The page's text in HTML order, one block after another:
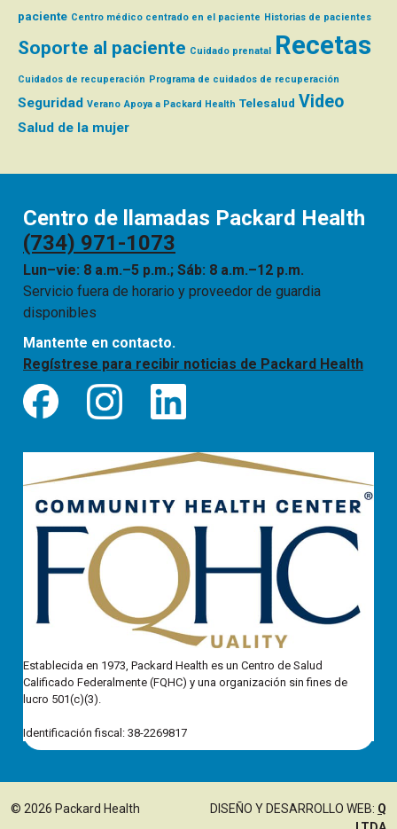
paciente Centro médico centrado en el paciente Historias de pacientes
Soporte al paciente Cuidado prenatal Recetas
Cuidados de recuperación Programa de cuidados de recuperación
Seguridad Verano Apoya a Packard Health Telesalud Video
Salud de la mujer
Centro de llamadas Packard Health
(734) 971-1073
Lun–vie: 8 a.m.–5 p.m.; Sáb: 8 a.m.–12 p.m.
Servicio fuera de horario y proveedor de guardia
disponibles
Mantente en contacto.
Regístrese para recibir noticias de Packard Health
Establecida en 1973, Packard Health es un Centro de Salud
Calificado Federalmente (FQHC) y una organización sin fines de
lucro 501(c)(3).
Identificación fiscal: 38-2269817
© 2026 Packard Health DISEÑO Y DESARROLLO WEB: Q